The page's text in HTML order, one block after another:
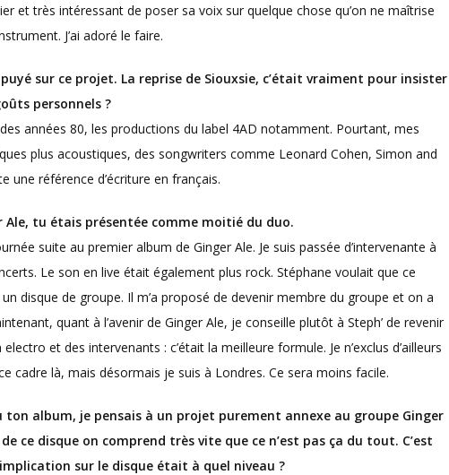
et très intéressant de poser sa voix sur quelque chose qu’on ne maîtrise
J’ai adoré le faire.
sur ce projet. La reprise de Siouxsie, c’était vraiment pour insister
personnels ?
années 80, les productions du label 4AD notamment. Pourtant, mes
plus acoustiques, des songwriters comme Leonard Cohen, Simon and
une référence d’écriture en français.
Ale, tu étais présentée comme moitié du duo.
suite au premier album de Ginger Ale. Je suis passée d’intervenante à
Le son en live était également plus rock. Stéphane voulait que ce
disque de groupe. Il m’a proposé de devenir membre du groupe et on a
quant à l’avenir de Ginger Ale, je conseille plutôt à Steph’ de revenir
et des intervenants : c’était la meilleure formule. Je n’exclus d’ailleurs
cadre là, mais désormais je suis à Londres. Ce sera moins facile.
ton album, je pensais à un projet purement annexe au groupe Ginger
ce disque on comprend très vite que ce n’est pas ça du tout. C’est
sur le disque était à quel niveau ?